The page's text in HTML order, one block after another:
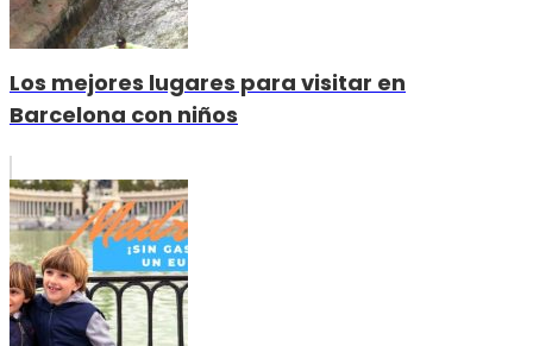
Los mejores lugares para visitar en
Barcelona con niños